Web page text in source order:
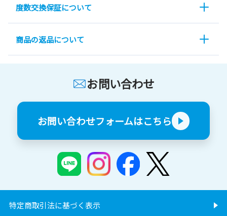
度数交換保証について
商品の返品について
お問い合わせ
お問い合わせフォームはこちら
特定商取引法に基づく表示